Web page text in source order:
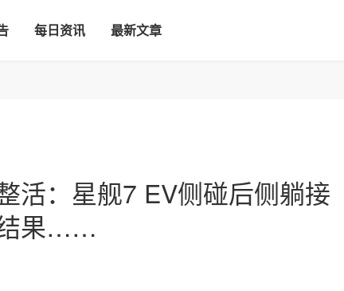
每日资讯 最新文章
活：星舰7 EV侧碰后侧躺接
结果……